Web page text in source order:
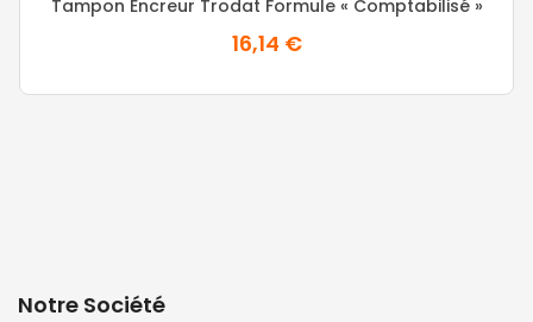
Tampon Encreur Trodat Formule « Comptabilisé »
16,14 €
Notre Société